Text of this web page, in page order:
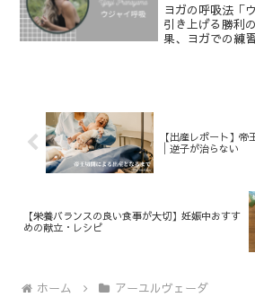
ヨガの呼吸法「
引き上げる勝利
果、ヨガでの練
【出産レポート】
│逆子が治らない
【栄養バランスの良い食事が大切】妊娠中おすす
めの献立・レシピ
ホーム アーユルヴェーダ